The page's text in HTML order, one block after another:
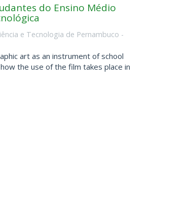
do Ensino Médio
e Tecnologia de Pernambuco -
art as an instrument of school
the use of the film takes place in